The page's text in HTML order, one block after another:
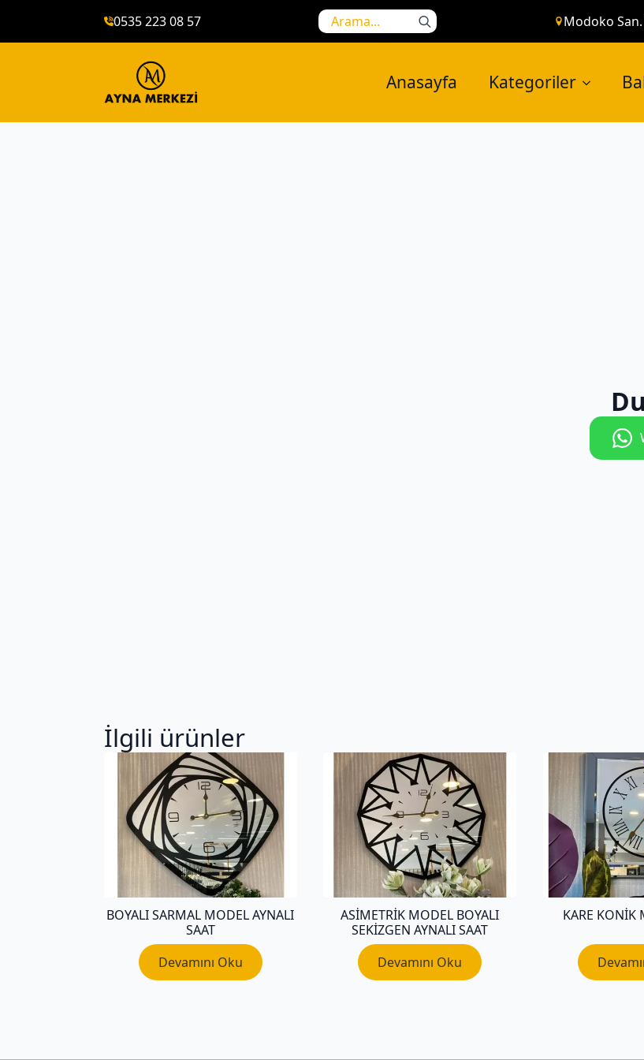
0535 223 08 57
Search
for:
Modoko
Anasayfa Kategoriler
İlgili ürünler
BOYALI SARMAL MODEL AYNALI
SAAT
Devamını Oku
ASIMETRIK MODEL BOYALI
SEKIZGEN AYNALI SAAT
Devamını Oku
KARE KONIK